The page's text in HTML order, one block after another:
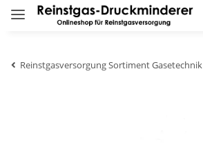
Reinstgasversorgung Sortiment Gasetechnik